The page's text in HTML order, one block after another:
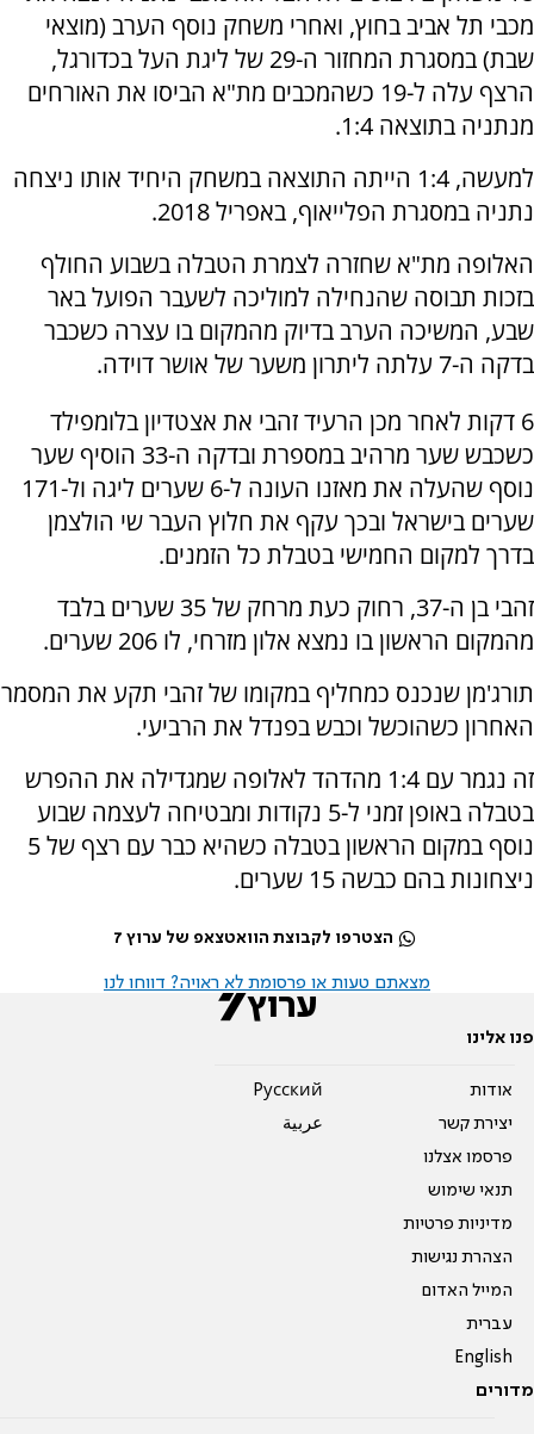
מכבי תל אביב בחוץ, ואחרי משחק נוסף הערב (מוצאי
שבת) במסגרת המחזור ה-29 של ליגת העל בכדורגל,
הרצף עלה ל-19 כשהמכבים מת"א הביסו את האורחים
מנתניה בתוצאה 1:4.
למעשה, 1:4 הייתה התוצאה במשחק היחיד אותו ניצחה
נתניה במסגרת הפלייאוף, באפריל 2018.
האלופה מת"א שחזרה לצמרת הטבלה בשבוע החולף
בזכות תבוסה שהנחילה למוליכה לשעבר הפועל באר
שבע, המשיכה הערב בדיוק מהמקום בו עצרה כשכבר
בדקה ה-7 עלתה ליתרון משער של אושר דוידה.
6 דקות לאחר מכן הרעיד זהבי את אצטדיון בלומפילד
כשכבש שער מרהיב במספרת ובדקה ה-33 הוסיף שער
נוסף שהעלה את מאזנו העונה ל-6 שערים ליגה ול-171
שערים בישראל ובכך עקף את חלוץ העבר שי הולצמן
בדרך למקום החמישי בטבלת כל הזמנים.
זהבי בן ה-37, רחוק כעת מרחק של 35 שערים בלבד
מהמקום הראשון בו נמצא אלון מזרחי, לו 206 שערים.
תורג'מן שנכנס כמחליף במקומו של זהבי תקע את המסמר
האחרון כשהוכשל וכבש בפנדל את הרביעי.
זה נגמר עם 1:4 מהדהד לאלופה שמגדילה את ההפרש
בטבלה באופן זמני ל-5 נקודות ומבטיחה לעצמה שבוע
נוסף במקום הראשון בטבלה כשהיא כבר עם רצף של 5
ניצחונות בהם כבשה 15 שערים.
הצטרפו לקבוצת הוואטצאפ של ערוץ 7
מצאתם טעות או פרסומת לא ראויה? דווחו לנו
פנו אלינו
אודות
יצירת קשר
פרסמו אצלנו
תנאי שימוש
מדיניות פרטיות
הצהרת נגישות
המייל האדום
עברית
English
Pусский
عربية
מדורים